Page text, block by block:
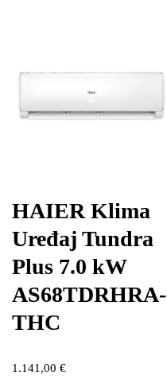
HAIER Klima
Uređaj Tundra
Plus 7.0 kW
AS68TDRHRA-
THC
1.141,00 €